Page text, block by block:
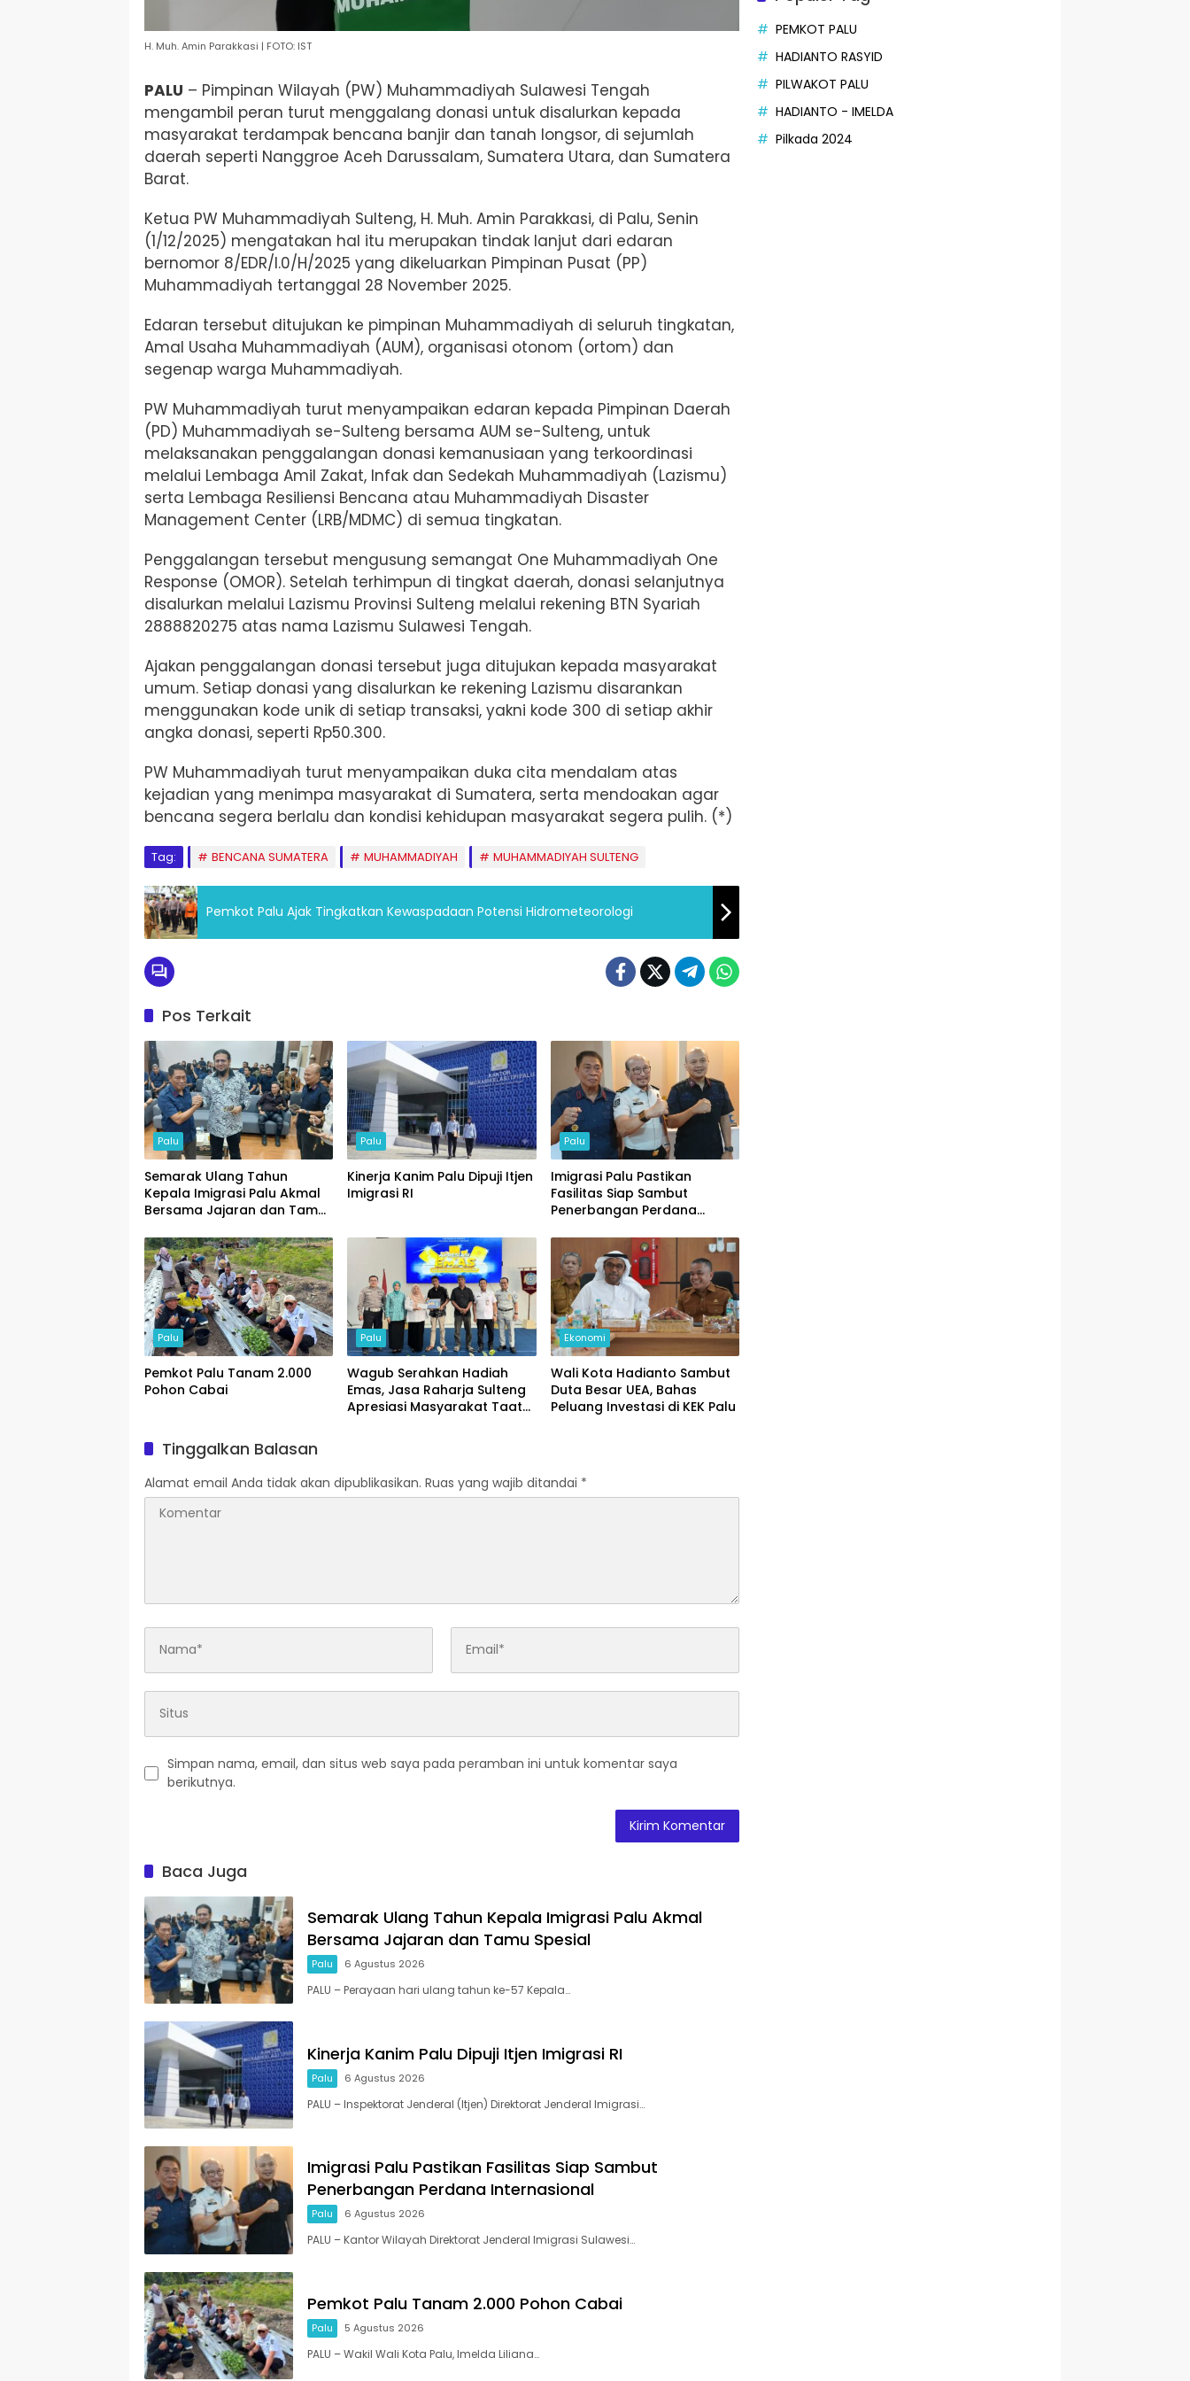
H. Muh. Amin Parakkasi | FOTO: IST
PALU – Pimpinan Wilayah (PW) Muhammadiyah Sulawesi Tengah
mengambil peran turut menggalang donasi untuk disalurkan kepada
masyarakat terdampak bencana banjir dan tanah longsor, di sejumlah
daerah seperti Nanggroe Aceh Darussalam, Sumatera Utara, dan Sumatera
Barat.
Ketua PW Muhammadiyah Sulteng, H. Muh. Amin Parakkasi, di Palu, Senin
(1/12/2025) mengatakan hal itu merupakan tindak lanjut dari edaran
bernomor 8/EDR/I.0/H/2025 yang dikeluarkan Pimpinan Pusat (PP)
Muhammadiyah tertanggal 28 November 2025.
Edaran tersebut ditujukan ke pimpinan Muhammadiyah di seluruh tingkatan,
Amal Usaha Muhammadiyah (AUM), organisasi otonom (ortom) dan
segenap warga Muhammadiyah.
PW Muhammadiyah turut menyampaikan edaran kepada Pimpinan Daerah
(PD) Muhammadiyah se-Sulteng bersama AUM se-Sulteng, untuk
melaksanakan penggalangan donasi kemanusiaan yang terkoordinasi
melalui Lembaga Amil Zakat, Infak dan Sedekah Muhammadiyah (Lazismu)
serta Lembaga Resiliensi Bencana atau Muhammadiyah Disaster
Management Center (LRB/MDMC) di semua tingkatan.
Penggalangan tersebut mengusung semangat One Muhammadiyah One
Response (OMOR). Setelah terhimpun di tingkat daerah, donasi selanjutnya
disalurkan melalui Lazismu Provinsi Sulteng melalui rekening BTN Syariah
2888820275 atas nama Lazismu Sulawesi Tengah.
Ajakan penggalangan donasi tersebut juga ditujukan kepada masyarakat
umum. Setiap donasi yang disalurkan ke rekening Lazismu disarankan
menggunakan kode unik di setiap transaksi, yakni kode 300 di setiap akhir
angka donasi, seperti Rp50.300.
PW Muhammadiyah turut menyampaikan duka cita mendalam atas
kejadian yang menimpa masyarakat di Sumatera, serta mendoakan agar
bencana segera berlalu dan kondisi kehidupan masyarakat segera pulih. (*)
Tag: BENCANA SUMATERA MUHAMMADIYAH MUHAMMADIYAH SULTENG
Pemkot Palu Ajak Tingkatkan Kewaspadaan Potensi Hidrometeorologi
Pos Terkait
Palu
Semarak Ulang Tahun
Kepala Imigrasi Palu Akmal
Bersama Jajaran dan Tamu
Palu
Kinerja Kanim Palu Dipuji Itjen
Imigrasi RI
Palu
Imigrasi Palu Pastikan
Fasilitas Siap Sambut
Penerbangan Perdana
Palu
Pemkot Palu Tanam 2.000
Pohon Cabai
Palu
Wagub Serahkan Hadiah
Emas, Jasa Raharja Sulteng
Apresiasi Masyarakat Taat
Ekonomi
Wali Kota Hadianto Sambut
Duta Besar UEA, Bahas
Peluang Investasi di KEK Palu
Tinggalkan Balasan
Alamat email Anda tidak akan dipublikasikan. Ruas yang wajib ditandai *
Simpan nama, email, dan situs web saya pada peramban ini untuk komentar saya
berikutnya.
Baca Juga
Semarak Ulang Tahun Kepala Imigrasi Palu Akmal
Bersama Jajaran dan Tamu Spesial
Palu 6 Agustus 2026
PALU – Perayaan hari ulang tahun ke-57 Kepala…
Kinerja Kanim Palu Dipuji Itjen Imigrasi RI
Palu 6 Agustus 2026
PALU – Inspektorat Jenderal (Itjen) Direktorat Jenderal Imigrasi…
Imigrasi Palu Pastikan Fasilitas Siap Sambut
Penerbangan Perdana Internasional
Palu 6 Agustus 2026
PALU – Kantor Wilayah Direktorat Jenderal Imigrasi Sulawesi…
Pemkot Palu Tanam 2.000 Pohon Cabai
Palu 5 Agustus 2026
PALU – Wakil Wali Kota Palu, Imelda Liliana…
PEMKOT PALU
HADIANTO RASYID
PILWAKOT PALU
HADIANTO - IMELDA
Pilkada 2024